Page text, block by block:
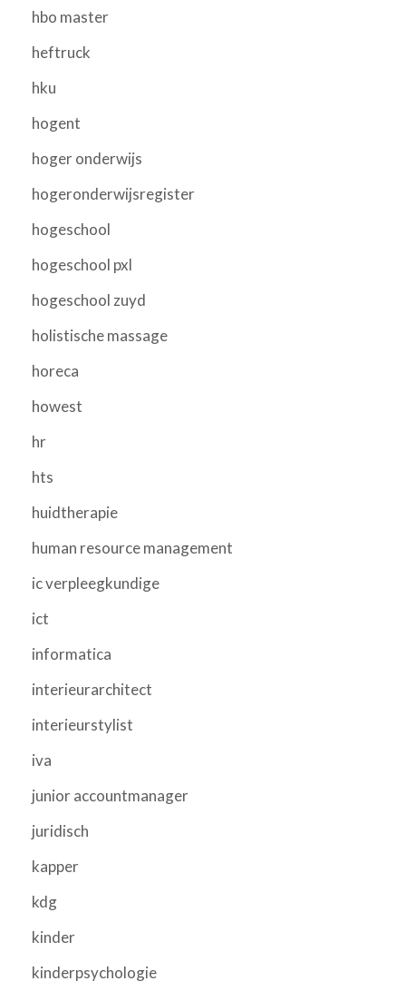
hbo master
heftruck
hku
hogent
hoger onderwijs
hogeronderwijsregister
hogeschool
hogeschool pxl
hogeschool zuyd
holistische massage
horeca
howest
hr
hts
huidtherapie
human resource management
ic verpleegkundige
ict
informatica
interieurarchitect
interieurstylist
iva
junior accountmanager
juridisch
kapper
kdg
kinder
kinderpsychologie